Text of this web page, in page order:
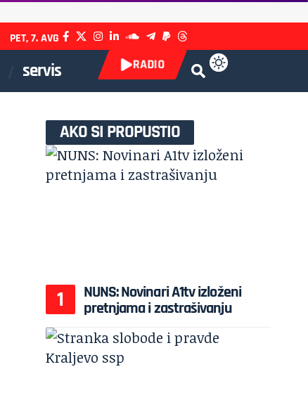
PET, 7. AVG
servis RADIO
AKO SI PROPUSTIO
NUNS: Novinari A1tv izloženi
pretnjama i zastrašivanju